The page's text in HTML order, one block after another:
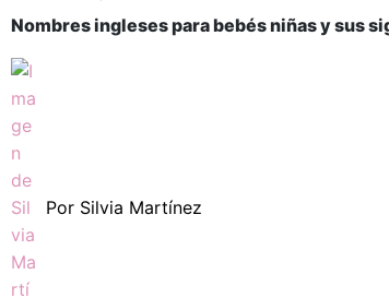
Nombres ingleses para bebés niñas y sus
Por Silvia Martínez